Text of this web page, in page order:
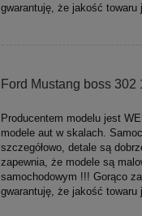
gwarantuję, że jakość towaru
Ford Mustang boss 302
Producentem modelu jest
modele aut w skalach.
szczegółowo, detale są
zapewnia, że modele są
samochodowym !!! Gorąco
gwarantuję, że jakość towaru